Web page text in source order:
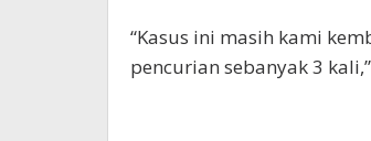
“Kasus ini masih kami
pencurian sebanyak 3